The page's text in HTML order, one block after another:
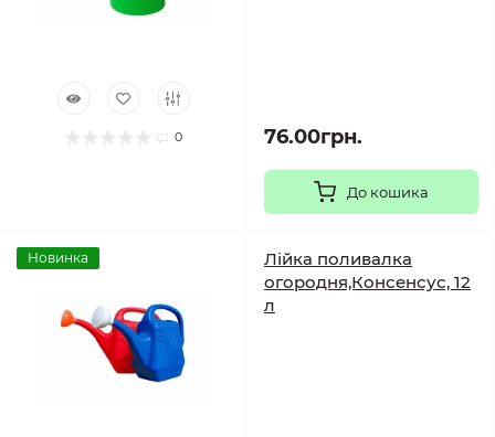
0 76.00грн.
До кошика
Новинка
Лійка поливалка
огородня,Консенсус, 12
л